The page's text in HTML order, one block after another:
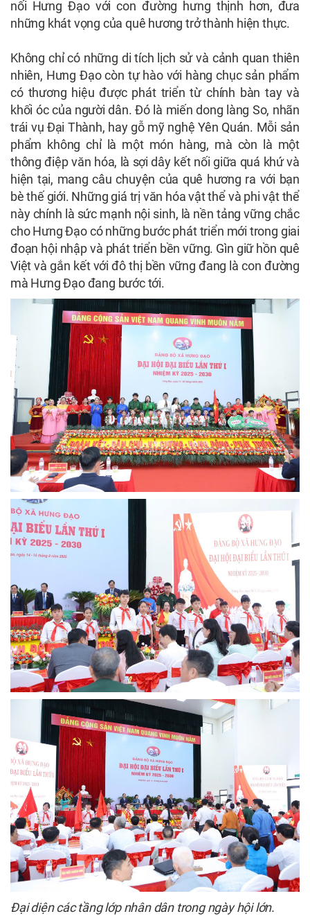
nối Hưng Đạo với con đường hưng thịnh hơn, đưa
những khát vọng của quê hương trở thành hiện thực.
Không chỉ có những di tích lịch sử và cảnh quan thiên
nhiên, Hưng Đạo còn tự hào với hàng chục sản phẩm
có thương hiệu được phát triển từ chính bàn tay và
khối óc của người dân. Đó là miến dong làng So, nhãn
trái vụ Đại Thành, hay gỗ mỹ nghệ Yên Quán. Mỗi sản
phẩm không chỉ là một món hàng, mà còn là một
thông điệp văn hóa, là sợi dây kết nối giữa quá khứ và
hiện tại, mang câu chuyện của quê hương ra với bạn
bè thế giới. Những giá trị văn hóa vật thể và phi vật thể
này chính là sức mạnh nội sinh, là nền tảng vững chắc
cho Hưng Đạo có những bước phát triển mới trong giai
đoạn hội nhập và phát triển bền vững. Gìn giữ hồn quê
Việt và gắn kết với đô thị bền vững đang là con đường
mà Hưng Đạo đang bước tới.
Đại diện các tầng lớp nhân dân trong ngày hội lớn.